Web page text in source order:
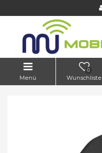
Menü
0
Wunschliste